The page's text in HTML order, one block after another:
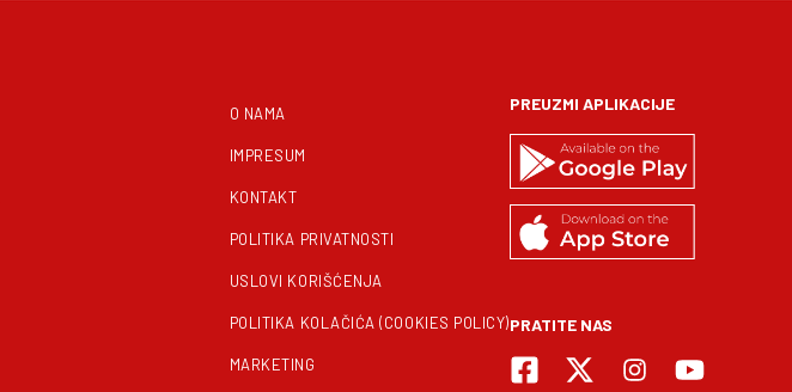
O NAMA
IMPRESUM
KONTAKT
POLITIKA PRIVATNOSTI
USLOVI KORIŠĆENJA
POLITIKA KOLAČIĆA (COOKIES POLICY)
MARKETING
PREUZMI APLIKACIJE
PRATITE NAS